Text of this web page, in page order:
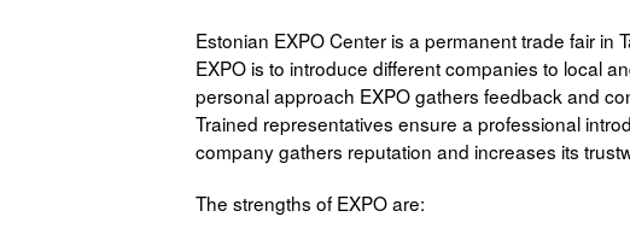
Estonian EXPO Center is a permanent trade fair in
EXPO is to introduce different companies to local
personal approach EXPO gathers feedback and
Trained representatives ensure a professional
company gathers reputation and increases its
The strengths of EXPO are: